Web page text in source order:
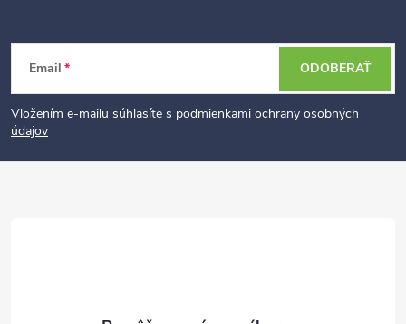
t
Email
Vložením e-mailu súhlasíte s podmienkami ochrany osobných
údajov
ODOBERAŤ